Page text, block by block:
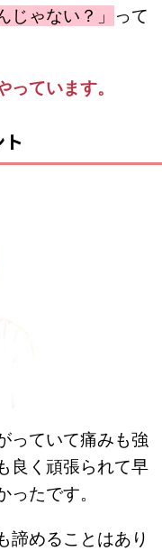
じゃない？」
って
ています。
っていて痛みも強
良く頑張られて早
たです。
諦めることはあり